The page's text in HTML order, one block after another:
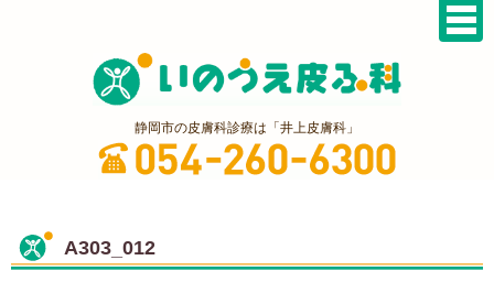
静岡市の皮膚科診療は「井上皮膚科」
A303_012